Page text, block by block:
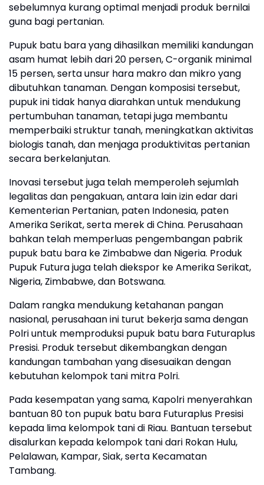
sebelumnya kurang optimal menjadi produk bernilai
guna bagi pertanian.
Pupuk batu bara yang dihasilkan memiliki kandungan
asam humat lebih dari 20 persen, C-organik minimal
15 persen, serta unsur hara makro dan mikro yang
dibutuhkan tanaman. Dengan komposisi tersebut,
pupuk ini tidak hanya diarahkan untuk mendukung
pertumbuhan tanaman, tetapi juga membantu
memperbaiki struktur tanah, meningkatkan aktivitas
biologis tanah, dan menjaga produktivitas pertanian
secara berkelanjutan.
Inovasi tersebut juga telah memperoleh sejumlah
legalitas dan pengakuan, antara lain izin edar dari
Kementerian Pertanian, paten Indonesia, paten
Amerika Serikat, serta merek di China. Perusahaan
bahkan telah memperluas pengembangan pabrik
pupuk batu bara ke Zimbabwe dan Nigeria. Produk
Pupuk Futura juga telah diekspor ke Amerika Serikat,
Nigeria, Zimbabwe, dan Botswana.
Dalam rangka mendukung ketahanan pangan
nasional, perusahaan ini turut bekerja sama dengan
Polri untuk memproduksi pupuk batu bara Futuraplus
Presisi. Produk tersebut dikembangkan dengan
kandungan tambahan yang disesuaikan dengan
kebutuhan kelompok tani mitra Polri.
Pada kesempatan yang sama, Kapolri menyerahkan
bantuan 80 ton pupuk batu bara Futuraplus Presisi
kepada lima kelompok tani di Riau. Bantuan tersebut
disalurkan kepada kelompok tani dari Rokan Hulu,
Pelalawan, Kampar, Siak, serta Kecamatan
Tambang.